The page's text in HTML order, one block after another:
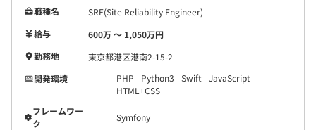
職種名
SRE(Site Reliability Engineer)
給与
600万 〜 1,050万円
勤務地
東京都港区港南2-15-2
開発環境
PHP Python3 Swift
JavaScript
HTML+CSS
フレームワー
ク
Symfony